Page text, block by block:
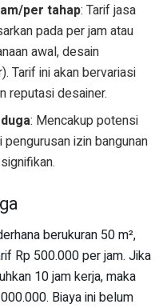
per tahap: Tarif jasa
pada per jam atau
awal, desain
Tarif ini akan bervariasi
reputasi desainer.
: Mencakup potensi
izin bangunan
berukuran 50 m²,
Rp 500.000 per jam. Jika
10 jam kerja, maka
Biaya ini belum